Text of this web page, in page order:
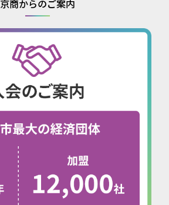
京商からのご案内